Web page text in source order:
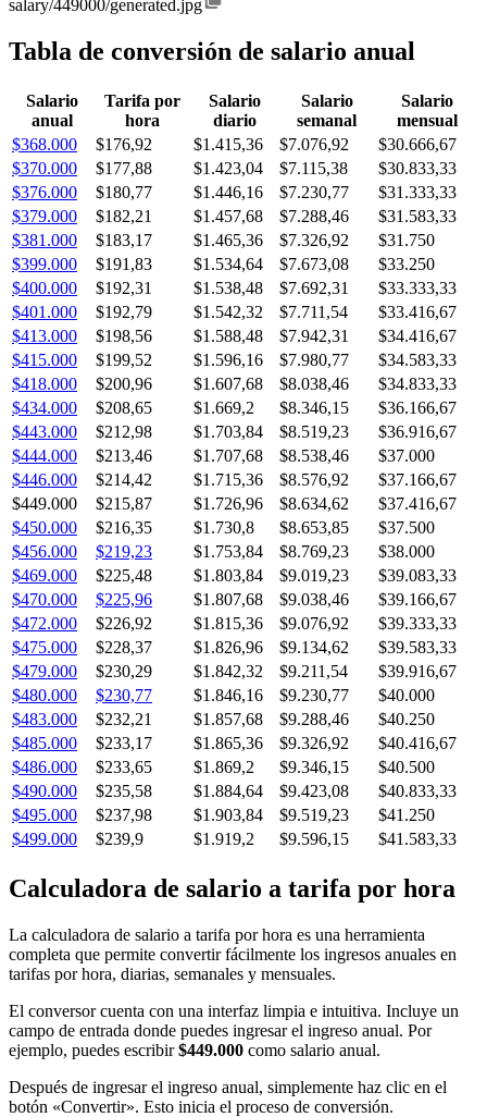
salary/449000/generated.jpg
Tabla de conversión de salario anual
Salario
anual
Tarifa por
hora
Salario
diario
Salario
semanal
Salario
mensual
$368.000
$176,92 $1.415,36 $7.076,92
$30.666,67
$370.000
$177,88 $1.423,04 $7.115,38
$30.833,33
$376.000
$180,77 $1.446,16 $7.230,77
$31.333,33
$379.000
$182,21 $1.457,68 $7.288,46
$31.583,33
$381.000
$183,17 $1.465,36 $7.326,92
$31.750
$399.000
$191,83 $1.534,64 $7.673,08
$33.250
$400.000
$192,31 $1.538,48 $7.692,31
$33.333,33
$401.000
$192,79 $1.542,32 $7.711,54
$33.416,67
$413.000
$198,56 $1.588,48 $7.942,31
$34.416,67
$415.000
$199,52 $1.596,16 $7.980,77
$34.583,33
$418.000
$200,96 $1.607,68 $8.038,46
$34.833,33
$434.000
$208,65 $1.669,2 $8.346,15
$36.166,67
$443.000
$212,98 $1.703,84 $8.519,23
$36.916,67
$444.000
$213,46 $1.707,68 $8.538,46
$37.000
$446.000
$214,42 $1.715,36 $8.576,92
$37.166,67
$449.000
$215,87 $1.726,96 $8.634,62
$37.416,67
$450.000
$216,35 $1.730,8 $8.653,85
$37.500
$456.000
$219,23 $1.753,84 $8.769,23
$38.000
$469.000
$225,48 $1.803,84 $9.019,23
$39.083,33
$470.000
$225,96 $1.807,68 $9.038,46
$39.166,67
$472.000
$226,92 $1.815,36 $9.076,92
$39.333,33
$475.000
$228,37 $1.826,96 $9.134,62
$39.583,33
$479.000
$230,29 $1.842,32 $9.211,54
$39.916,67
$480.000
$230,77 $1.846,16 $9.230,77
$40.000
$483.000
$232,21 $1.857,68 $9.288,46
$40.250
$485.000
$233,17 $1.865,36 $9.326,92
$40.416,67
$486.000
$233,65 $1.869,2 $9.346,15
$40.500
$490.000
$235,58 $1.884,64 $9.423,08
$40.833,33
$495.000
$237,98 $1.903,84 $9.519,23
$41.250
$499.000
$239,9 $1.919,2 $9.596,15 $41.583,33
Calculadora de salario a tarifa por hora
La calculadora de salario a tarifa por hora es una herramienta
completa que permite convertir fácilmente los ingresos anuales en
tarifas por hora, diarias, semanales y mensuales.
El conversor cuenta con una interfaz limpia e intuitiva. Incluye un
campo de entrada donde puedes ingresar el ingreso anual. Por
ejemplo, puedes escribir$449.000 como salario anual.
Después de ingresar el ingreso anual, simplemente haz clic en el
botón «Convertir». Esto inicia el proceso de conversión.